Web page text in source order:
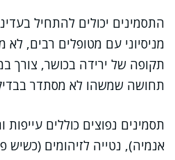
התסמינים יכולים להתחיל
מניסיוני עם מטופלים רבים,
תקופה של ירידה בכושר, צורך
תחושה שמשהו לא מסתדר
תסמינים נפוצים כוללים
אנמיה), נטייה לזיהומים (כשיש